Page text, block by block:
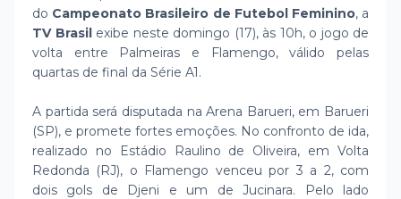
do Campeonato Brasileiro de Futebol Feminino, a
TV Brasilexibe neste domingo (17), às 10h, o jogo de
volta entre Palmeiras e Flamengo, válido pelas
quartas de final da Série A1.
A partida será disputada na Arena Barueri, em Barueri
(SP), e promete fortes emoções. No confronto de ida,
realizado no Estádio Raulino de Oliveira, em Volta
Redonda (RJ), o Flamengo venceu por 3 a 2, com
dois gols de Djeni e um de Jucinara. Pelo lado